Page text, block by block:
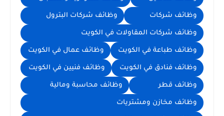
وظائف شركات وظائف شركات البترول
وظائف شركات المقاولات في الكويت
وظائف طباعة في الكويت وظائف عمال في الكويت
وظائف فنادق في الكويت وظائف فنيين في الكويت
وظائف قطر وظائف محاسبة ومالية
وظائف مخازن ومشتريات